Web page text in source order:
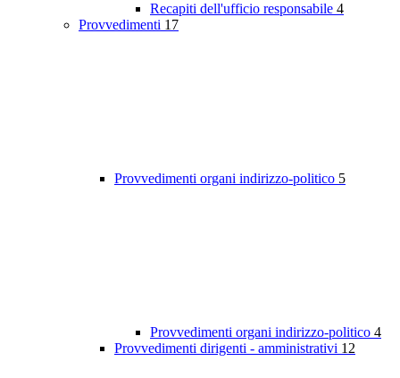
Recapiti dell'ufficio responsabile 4
Provvedimenti 17
Provvedimenti organi indirizzo-politico 5
Provvedimenti organi indirizzo-politico 4
Provvedimenti dirigenti - amministrativi 12